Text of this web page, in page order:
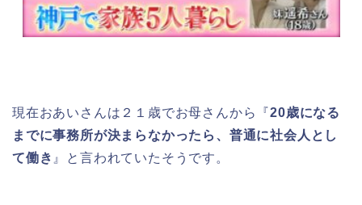
現在おあいさんは２１歳でお母さんから『20歳になる
までに事務所が決まらなかったら、普通に社会人とし
て働き 』と言われていたそうです。